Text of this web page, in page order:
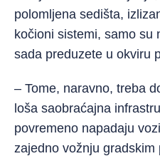
polomljena sedišta,
kočioni sistemi, samo su
sada preduzete u okviru
– Tome, naravno, treba
loša saobraćajna
povremeno napadaju
zajedno vožnju gradskim